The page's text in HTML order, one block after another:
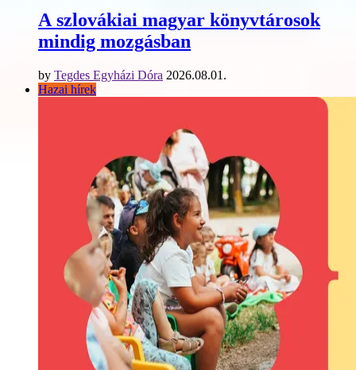
A szlovákiai magyar könyvtárosok
mindig mozgásban
by Tegdes Egyházi Dóra 2026.08.01.
Hazai hírek